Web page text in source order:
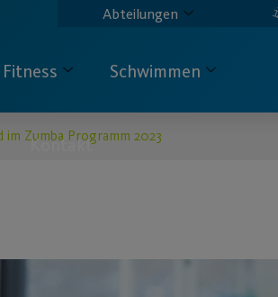
Abteilungen
Fitness Schwimmen
Kontakt
im Zumba Programm 2023